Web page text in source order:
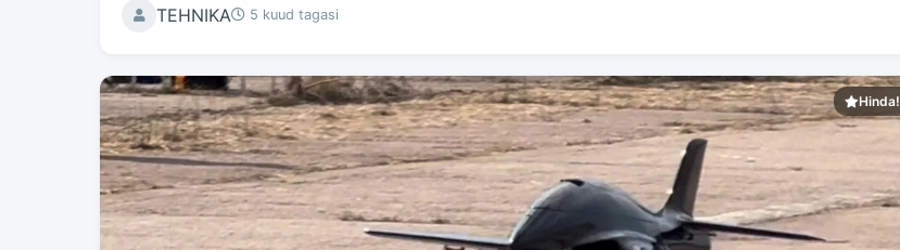
TEHNIKA 5 kuud tagasi
Hinda!